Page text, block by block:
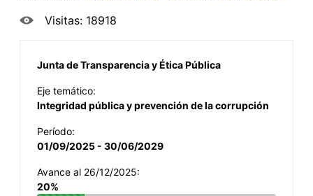
Visitas: 18918
Junta de Transparencia y Ética Pública
Eje temático:
Integridad pública y prevención de la corrupción
Período:
01/09/2025 - 30/06/2029
Avance al 26/12/2025:
20%